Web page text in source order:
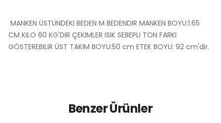
MANKEN ÜSTÜNDEKI BEDEN M BEDENDIR MANKEN BOYU:1.65
CM KILO 60 KG'DIR ÇEKIMLER ISIK SEBEPLI TON FARKI
GÖSTEREBILIR ÜST TAKIM BOYU:50 cm ETEK BOYU: 92 cm'dir.
Benzer Ürünler